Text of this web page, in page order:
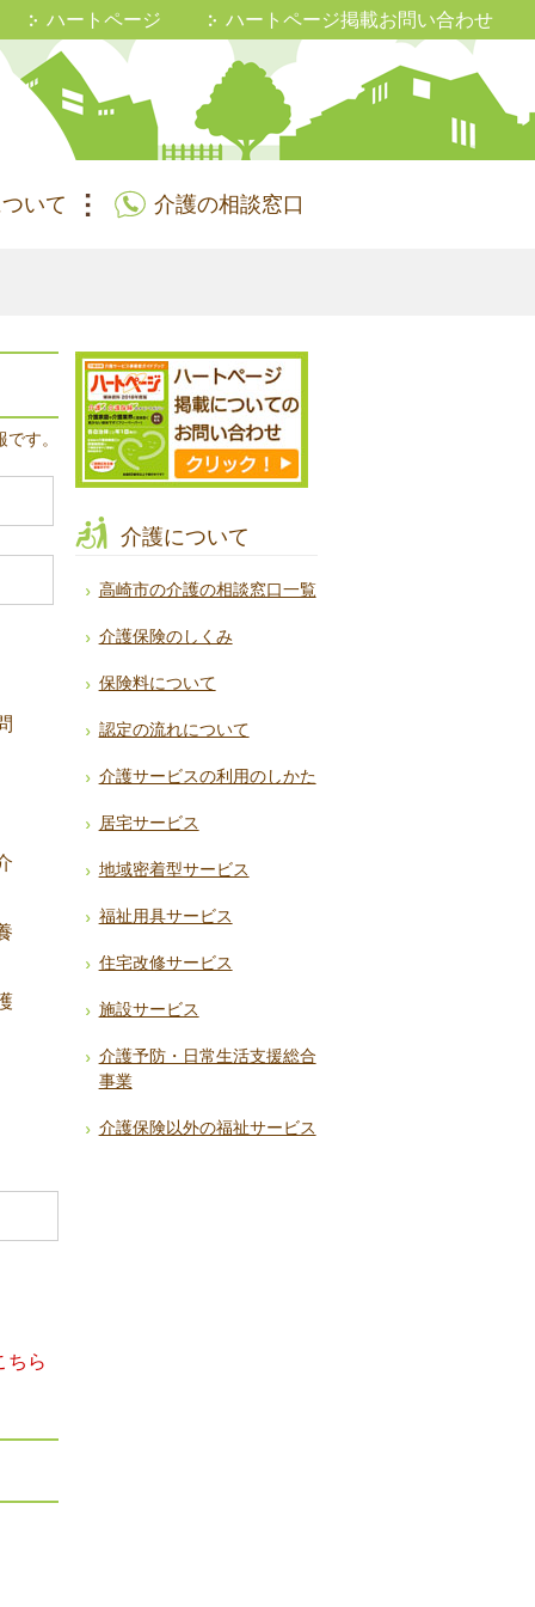
ハートページ ハートページ掲載お問い合わせ
いて 介護の相談窓口
す。
ちら
介護について
高崎市の介護の相談窓口一覧
介護保険のしくみ
保険料について
認定の流れについて
介護サービスの利用のしかた
居宅サービス
地域密着型サービス
福祉用具サービス
住宅改修サービス
施設サービス
介護予防・日常生活支援総合
事業
介護保険以外の福祉サービス